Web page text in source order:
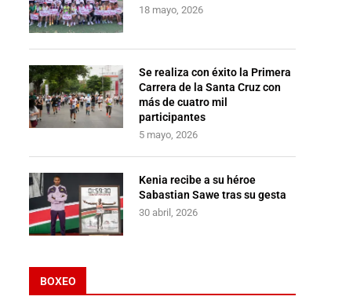
18 mayo, 2026
Se realiza con éxito la Primera
Carrera de la Santa Cruz con
más de cuatro mil
participantes
5 mayo, 2026
Kenia recibe a su héroe
Sabastian Sawe tras su gesta
30 abril, 2026
BOXEO